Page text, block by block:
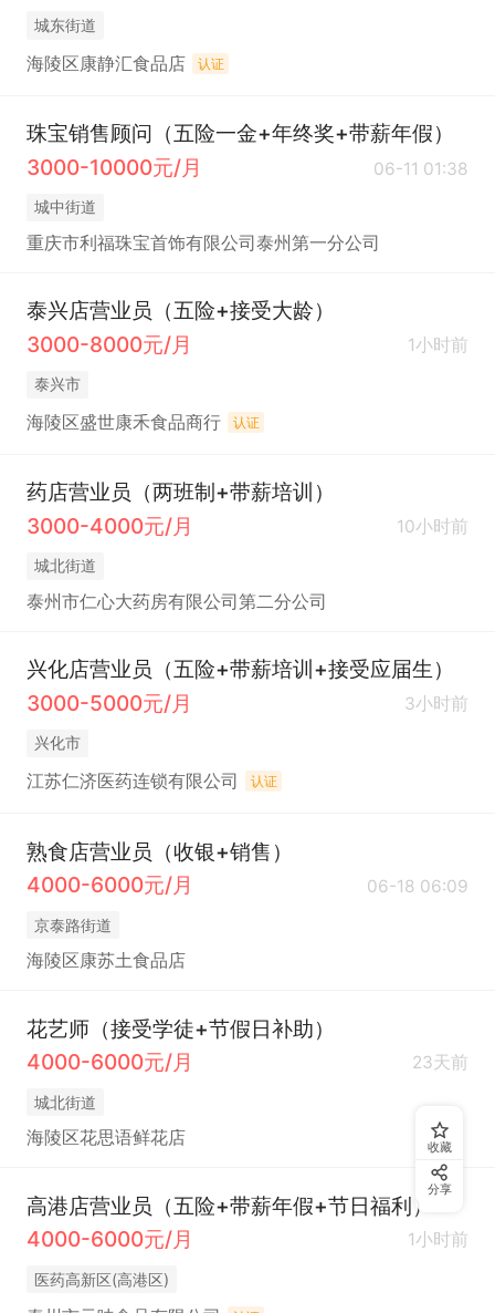
城东街道
海陵区康静汇食品店 认证
珠宝销售顾问（五险一金+年终奖+带薪年假）
3000-10000元/月
06-11 01:38
城中街道
重庆市利福珠宝首饰有限公司泰州第一分公司
泰兴店营业员（五险+接受大龄）
3000-8000元/月
1小时前
泰兴市
海陵区盛世康禾食品商行 认证
药店营业员（两班制+带薪培训）
3000-4000元/月
10小时前
城北街道
泰州市仁心大药房有限公司第二分公司
兴化店营业员（五险+带薪培训+接受应届生）
3000-5000元/月
3小时前
兴化市
江苏仁济医药连锁有限公司 认证
熟食店营业员（收银+销售）
4000-6000元/月
06-18 06:09
京泰路街道
海陵区康苏土食品店
花艺师（接受学徒+节假日补助）
4000-6000元/月
23天前
城北街道
海陵区花思语鲜花店
高港店营业员（五险+带薪年假+节日福利）
4000-6000元/月
1小时前
医药高新区(高港区)
收藏
分享